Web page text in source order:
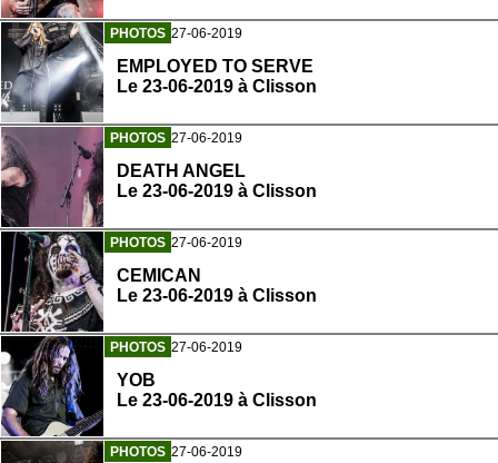
PHOTOS 27-06-2019
EMPLOYED TO SERVE
Le 23-06-2019 à Clisson
PHOTOS 27-06-2019
DEATH ANGEL
Le 23-06-2019 à Clisson
PHOTOS 27-06-2019
CEMICAN
Le 23-06-2019 à Clisson
PHOTOS 27-06-2019
YOB
Le 23-06-2019 à Clisson
PHOTOS 27-06-2019